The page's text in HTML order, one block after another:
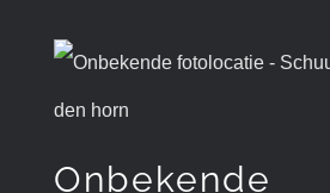
Onbekende